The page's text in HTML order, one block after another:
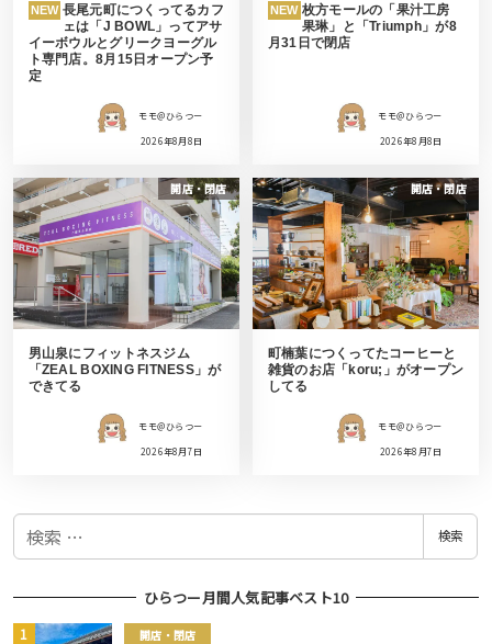
NEW 長尾元町につくってるカフ
ェは「J BOWL」ってアサ
イーボウルとグリークヨーグル
ト専門店。8月15日オープン予
定
モモ＠ひらつー
2026年8月8日
NEW 枚方モールの「果汁工房
果琳」と「Triumph」が8
月31日で閉店
モモ＠ひらつー
2026年8月8日
開店・閉店
男山泉にフィットネスジム
「ZEAL BOXING FITNESS」が
できてる
モモ＠ひらつー
2026年8月7日
開店・閉店
町楠葉につくってたコーヒーと
雑貨のお店「koru;」がオープン
してる
モモ＠ひらつー
2026年8月7日
検
検索
ひらつー月間人気記事ベスト10
開店・閉店